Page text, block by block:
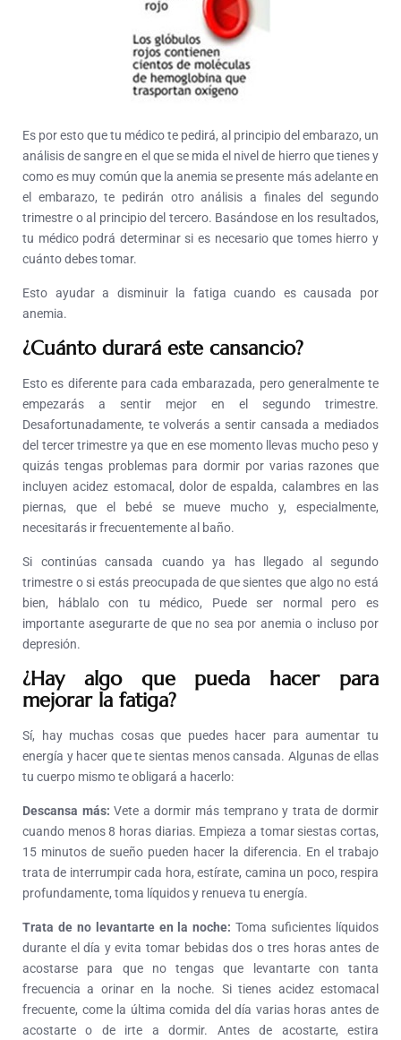
Es por esto que tu médico te pedirá, al principio del embarazo, un
análisis de sangre en el que se mida el nivel de hierro que tienes y
como es muy común que la anemia se presente más adelante en
el embarazo, te pedirán otro análisis a finales del segundo
trimestre o al principio del tercero. Basándose en los resultados,
tu médico podrá determinar si es necesario que tomes hierro y
cuánto debes tomar.
Esto ayudar a disminuir la fatiga cuando es causada por
anemia.
¿Cuánto durará este cansancio?
Esto es diferente para cada embarazada, pero generalmente te
empezarás a sentir mejor en el segundo trimestre.
Desafortunadamente, te volverás a sentir cansada a mediados
del tercer trimestre ya que en ese momento llevas mucho peso y
quizás tengas problemas para dormir por varias razones que
incluyen acidez estomacal, dolor de espalda, calambres en las
piernas, que el bebé se mueve mucho y, especialmente,
necesitarás ir frecuentemente al baño.
Si continúas cansada cuando ya has llegado al segundo
trimestre o si estás preocupada de que sientes que algo no está
bien, háblalo con tu médico, Puede ser normal pero es
importante asegurarte de que no sea por anemia o incluso por
depresión.
¿Hay algo que pueda hacer para
mejorar la fatiga?
Sí, hay muchas cosas que puedes hacer para aumentar tu
energía y hacer que te sientas menos cansada. Algunas de ellas
tu cuerpo mismo te obligará a hacerlo:
Descansa más:Vete a dormir más temprano y trata de dormir
cuando menos 8 horas diarias. Empieza a tomar siestas cortas,
15 minutos de sueño pueden hacer la diferencia. En el trabajo
trata de interrumpir cada hora, estírate, camina un poco, respira
profundamente, toma líquidos y renueva tu energía.
Trata de no levantarte en la noche:Toma suficientes líquidos
durante el día y evita tomar bebidas dos o tres horas antes de
acostarse para que no tengas que levantarte con tanta
frecuencia a orinar en la noche. Si tienes acidez estomacal
frecuente, come la última comida del día varias horas antes de
acostarte o de irte a dormir. Antes de acostarte, estira